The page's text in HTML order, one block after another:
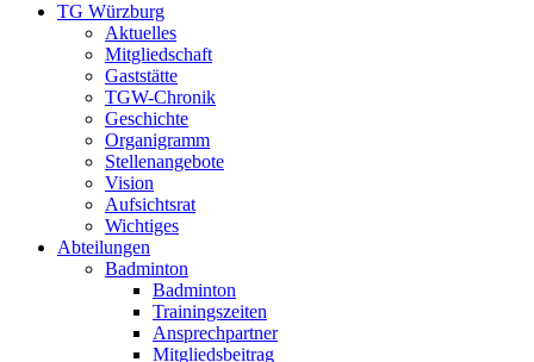
TG Würzburg
Aktuelles
Mitgliedschaft
Gaststätte
TGW-Chronik
Geschichte
Organigramm
Stellenangebote
Vision
Aufsichtsrat
Wichtiges
Abteilungen
Badminton
Badminton
Trainingszeiten
Ansprechpartner
Mitgliedsbeitrag